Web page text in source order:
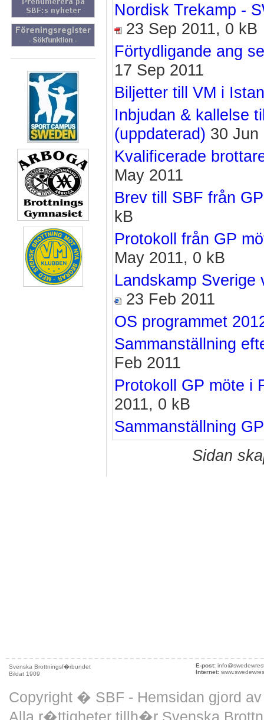
Nordisk Trekamp -
23 Sep 2011, 0 kB
Förtydligande ang
17 Sep 2011
Biljetter till VM i
Inbjudan & kallelse
(uppdaterad) 30 Jun
Kvalificerade
May 2011
Brev till SBF från
kB
Protokoll från GP
May 2011, 0 kB
Landskamp Sverige
23 Feb 2011
OS programmet
Sammanställning
Feb 2011
Protokoll GP möte i
2011, 0 kB
Sammanställning
Sidan
Svenska Brottningsf�rbundet
Bildat 1909
E-post:
Internet:
Copyright � SBF - Hemsidan gjord
Alla r�ttigheter tillh�r Svenska